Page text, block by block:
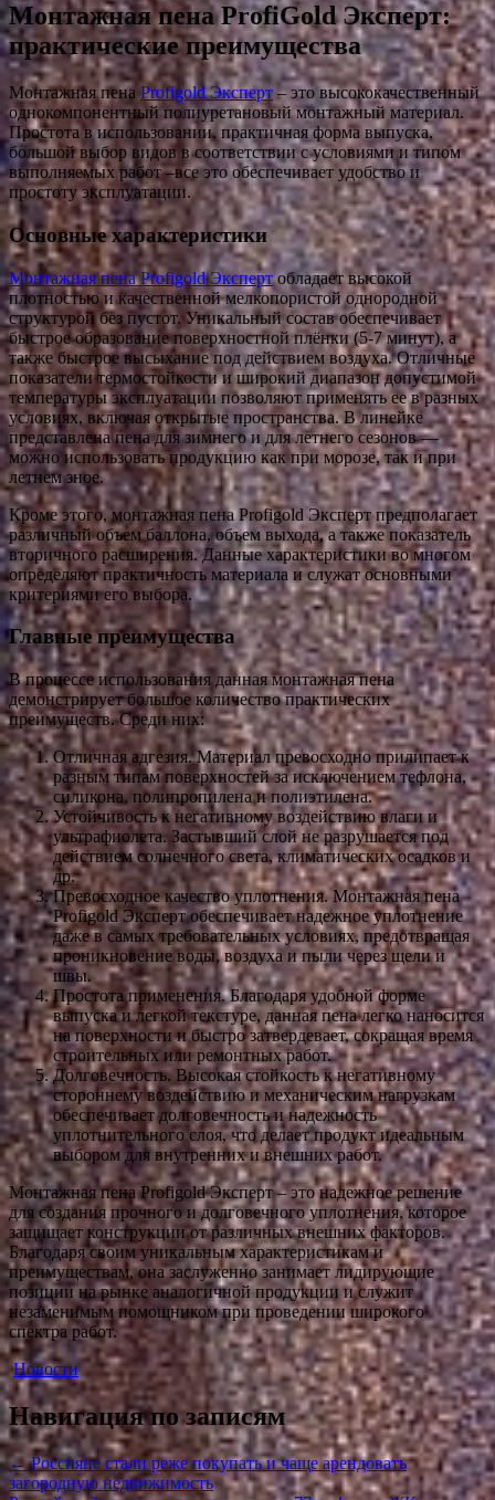
Монтажная пена ProfiGold Эксперт:
практические преимущества
Монтажная пена Profigold Эксперт – это высококачественный
однокомпонентный полиуретановый монтажный материал.
Простота в использовании, практичная форма выпуска,
большой выбор видов в соответствии с условиями и типом
выполняемых работ –все это обеспечивает удобство и
простоту эксплуатации.
Основные характеристики
Монтажная пена Profigold Экспертобладает высокой
плотностью и качественной мелкопористой однородной
структурой без пустот. Уникальный состав обеспечивает
быстрое образование поверхностной плёнки (5-7 минут), а
также быстрое высыхание под действием воздуха. Отличные
показатели термостойкости и широкий диапазон допустимой
температуры эксплуатации позволяют применять ее в разных
условиях, включая открытые пространства. В линейке
представлена пена для зимнего и для летнего сезонов —
можно использовать продукцию как при морозе, так и при
летнем зное.
Кроме этого, монтажная пена Profigold Эксперт предполагает
различный объем баллона, объем выхода, а также показатель
вторичного расширения. Данные характеристики во многом
определяют практичность материала и служат основными
критериями его выбора.
Главные преимущества
В процессе использования данная монтажная пена
демонстрирует большое количество практических
преимуществ. Среди них:
Отличная адгезия. Материал превосходно прилипает к
разным типам поверхностей за исключением тефлона,
силикона, полипропилена и полиэтилена.
Устойчивость к негативному воздействию влаги и
ультрафиолета. Застывший слой не разрушается под
действием солнечного света, климатических осадков и
др.
Превосходное качество уплотнения. Монтажная пена
Profigold Эксперт обеспечивает надежное уплотнение
даже в самых требовательных условиях, предотвращая
проникновение воды, воздуха и пыли через щели и
швы.
Простота применения. Благодаря удобной форме
выпуска и легкой текстуре, данная пена легко наносится
на поверхности и быстро затвердевает, сокращая время
строительных или ремонтных работ.
Долговечность. Высокая стойкость к негативному
стороннему воздействию и механическим нагрузкам
обеспечивает долговечность и надежность
уплотнительного слоя, что делает продукт идеальным
выбором для внутренних и внешних работ.
Монтажная пена Profigold Эксперт – это надежное решение
для создания прочного и долговечного уплотнения, которое
защищает конструкции от различных внешних факторов.
Благодаря своим уникальным характеристикам и
преимуществам, она заслуженно занимает лидирующие
позиции на рынке аналогичной продукции и служит
незаменимым помощником при проведении широкого
спектра работ.
Новости
Навигация по записям
←Россияне стали реже покупать и чаще арендовать
загородную недвижимость